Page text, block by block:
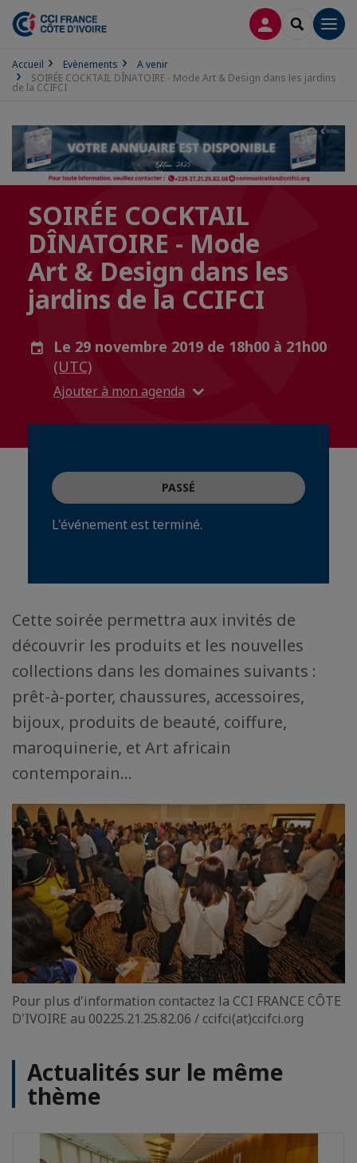
CONNEXION
Accueil Evènements
A venir
SOIRÉE COCKTAIL DÎNATOIRE - Mode Art & Design dans les jardins
de la CCIFCI
SOIRÉE COCKTAIL
DÎNATOIRE - Mode
Art & Design dans les
jardins de la CCIFCI
Le 29 novembre 2019 de 18h00 à 21h00
(UTC)
Ajouter à mon agenda
PASSÉ
L'événement est terminé.
Cette soirée permettra aux invités de
découvrir les produits et les nouvelles
collections dans les domaines suivants :
prêt-à-porter, chaussures, accessoires,
bijoux, produits de beauté, coiffure,
maroquinerie, et Art africain
contemporain...
Pour plus d'information contactez la CCI FRANCE CÔTE
D'IVOIRE au 00225.21.25.82.06 / ccifci(at)ccifci.org
Actualités sur le même
thème